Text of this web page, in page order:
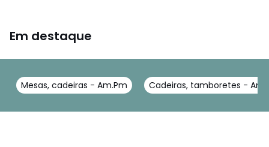
Em destaque
Mesas, cadeiras - Am.Pm Cadeiras, tamboretes -